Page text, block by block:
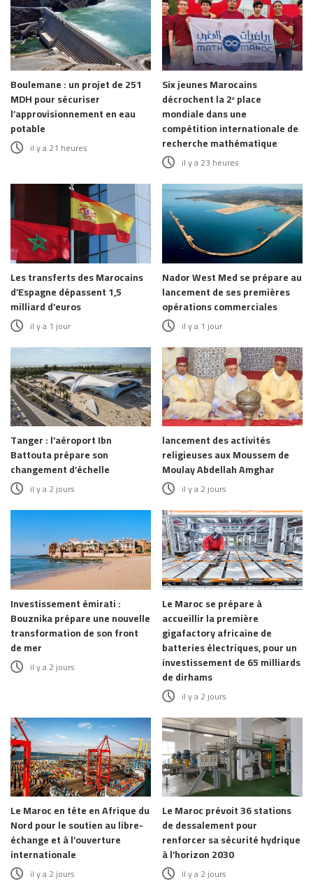
Boulemane : un projet de 251
MDH pour sécuriser
l’approvisionnement en eau
potable
il y a 21 heures
Six jeunes Marocains
décrochent la 2ᵉ place
mondiale dans une
compétition internationale de
recherche mathématique
il y a 23 heures
Les transferts des Marocains
d’Espagne dépassent 1,5
milliard d’euros
il y a 1 jour
Nador West Med se prépare au
lancement de ses premières
opérations commerciales
il y a 1 jour
Tanger : l’aéroport Ibn
Battouta prépare son
changement d’échelle
il y a 2 jours
lancement des activités
religieuses aux Moussem de
Moulay Abdellah Amghar
il y a 2 jours
Investissement émirati :
Bouznika prépare une nouvelle
transformation de son front
de mer
il y a 2 jours
Le Maroc se prépare à
accueillir la première
gigafactory africaine de
batteries électriques, pour un
investissement de 65 milliards
de dirhams
il y a 2 jours
Le Maroc en tête en Afrique du
Nord pour le soutien au libre-
échange et à l’ouverture
internationale
il y a 2 jours
Le Maroc prévoit 36 stations
de dessalement pour
renforcer sa sécurité hydrique
à l’horizon 2030
il y a 2 jours